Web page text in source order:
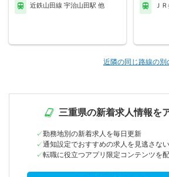
近鉄山田線 宇治山田駅 他 Ｊ
近隣の同じ路線の
三重県の新着求人情報を
勤務地別の新着求人を毎日更新
通知設定でおすすめの求人を見逃さない
転職に役立つアプリ限定コンテンツを